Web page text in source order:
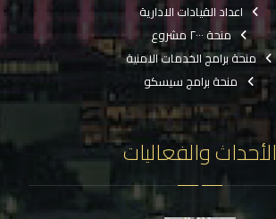
اعداد القيادات الادارية
منحة ٢٠٠٠ مشروع
منحة برامج الخدمات الامنية
منحة برامج سيسكو
الأحداث والفعاليات